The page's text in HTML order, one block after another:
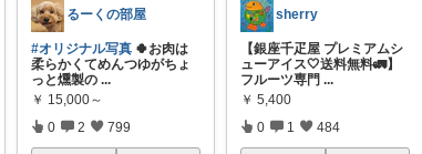
るーくの部屋
#オリジナル写真 🍀お肉は
柔らかくてめんつゆがちょ
っと燻製の ...
￥ 15,000～
0 2 799
sherry
【銀座千疋屋 プレミアムシ
ューアイス🤍送料無料🚛】
フルーツ専門 ...
￥ 5,400
0 1 484